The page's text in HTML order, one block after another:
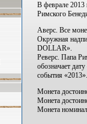
В феврале 2013
Римского
Аверс. Все
Окружная
DOLLAR».
Реверс. Папа
обозначает
события «2013».
Монета
Монета
Монета